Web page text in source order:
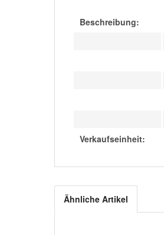
Beschreibung:
Verkaufseinheit:
Ähnliche Artikel